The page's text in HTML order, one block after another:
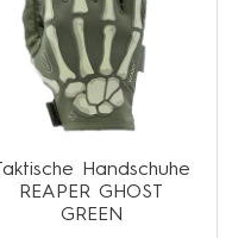
Taktische Handschuhe
REAPER GHOST
GREEN